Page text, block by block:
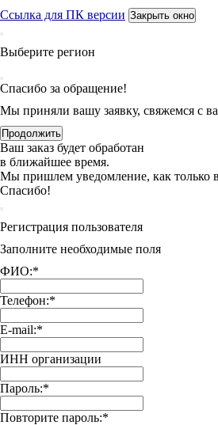
Ссылка для ПК версии Закрыть окно
Выберите регион
Спасибо за обращение!
Мы приняли вашу заявку, свяжемся с
Продолжить
Ваш заказ будет обработан
в ближайшее время.
Мы пришлем уведомление, как только
Спасибо!
Регистрация пользователя
Заполните необходимые поля
ФИО:*
Телефон:*
E-mail:*
ИНН организации
Пароль:*
Повторите пароль:*